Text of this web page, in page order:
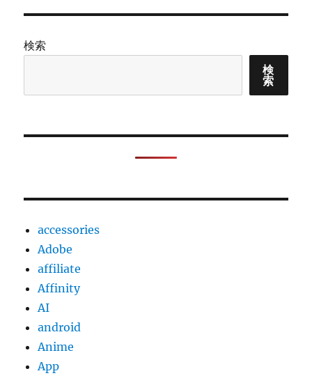
し
ス
さ
検索
検
索
accessories
Adobe
affiliate
Affinity
AI
android
Anime
App